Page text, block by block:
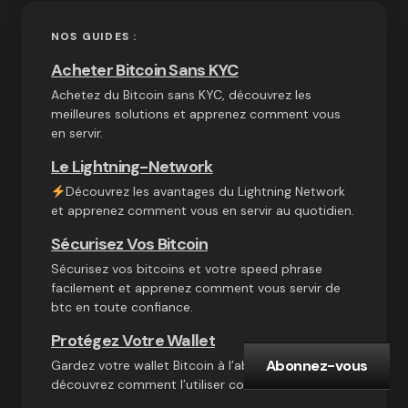
NOS GUIDES :
Acheter Bitcoin Sans KYC
Achetez du Bitcoin sans KYC, découvrez les
meilleures solutions et apprenez comment vous
en servir.
Le Lightning-Network
Découvrez les avantages du Lightning Network
et apprenez comment vous en servir au quotidien.
Sécurisez Vos Bitcoin
Sécurisez vos bitcoins et votre speed phrase
facilement et apprenez comment vous servir de
btc en toute confiance.
Protégez Votre Wallet
Gardez votre wallet Bitcoin à l’abri des risques et
découvrez comment l’utiliser correctement.
Abonnez-vous